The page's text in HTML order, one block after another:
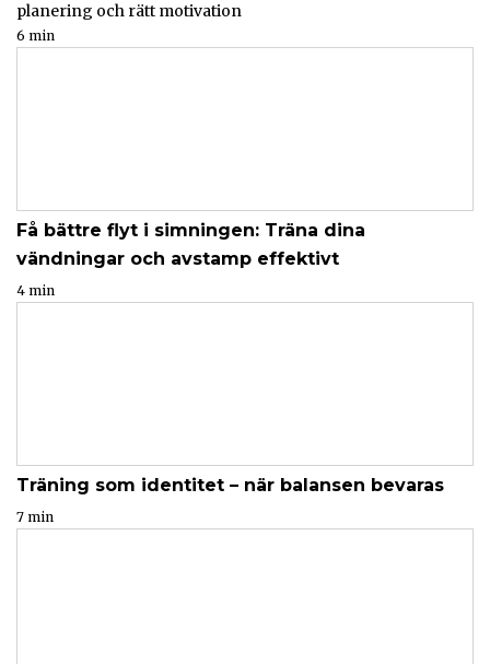
planering och rätt motivation
6 min
Få bättre flyt i simningen: Träna dina
vändningar och avstamp effektivt
4 min
Träning som identitet – när balansen bevaras
7 min